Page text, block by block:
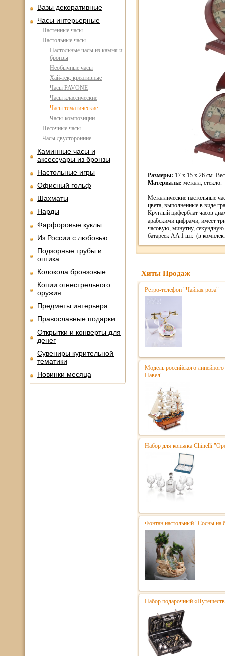
Вазы декоративные
Часы интерьерные
Настенные часы
Настольные часы
Настольные часы из камня и
бронзы
Необычные часы
Хай-тек, креативные
Часы PAVONE
Часы классические
Часы тематические
Часы-композиции
Песочные часы
Часы двусторонние
Каминные часы и
аксессуары из бронзы
Настольные игры
Офисный гольф
Шахматы
Нарды
Фарфоровые куклы
Из России с любовью
Подзорные трубы и
оптика
Колокола бронзовые
Копии огнестрельного
оружия
Предметы интерьера
Православные подарки
Открытки и конверты для
денег
Сувениры курительной
тематики
Новинки месяца
Размеры: 17 x 15 x 26 см.
Материалы: металл, стекло.
Металлические настольные
цвета, выполненные в виде
Круглый циферблат часов
арабскими цифрами, имеет
часовую, минутну,
батареек AA 1 шт. (в
Хиты Продаж
Ретро-телефон "Чайная роза"
Модель российского
Павел"
Набор для коньяка Chinelli
Фонтан настольный "Сосны на
Набор подарочный